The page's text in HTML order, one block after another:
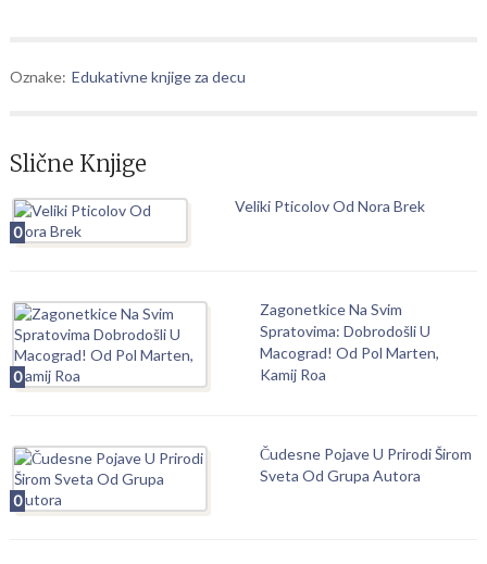
Oznake: Edukativne knjige za decu
Slične Knjige
0
Veliki Pticolov Od Nora Brek
0
Zagonetkice Na Svim
Spratovima: Dobrodošli U
Macograd! Od Pol Marten,
Kamij Roa
0
Čudesne Pojave U Prirodi Širom
Sveta Od Grupa Autora